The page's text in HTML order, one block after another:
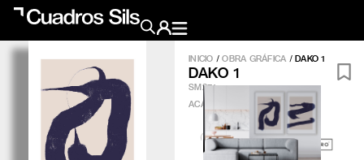
Obra Pictórica
Obra Gráfica
INICIO /OBRA GRÁFICA /DAKO 1
DAKO 1
SM274
ACABADO